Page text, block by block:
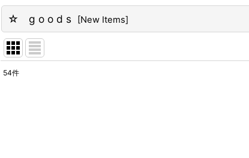
☆ g o o d s [New Items]
54件